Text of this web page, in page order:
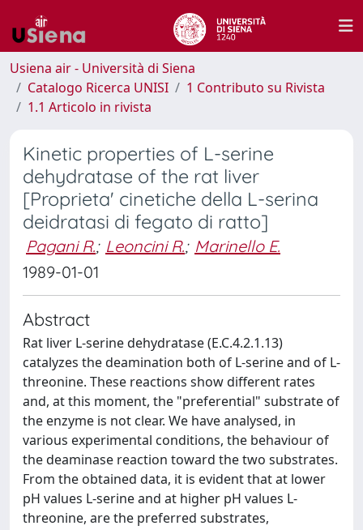
Usiena air - Università di Siena
Catalogo Ricerca UNISI
1 Contributo su Rivista
1.1 Articolo in rivista
Kinetic properties of L-serine
dehydratase of the rat liver
[Proprieta' cinetiche della L-serina
deidratasi di fegato di ratto]
Pagani R.; Leoncini R.; Marinello E.
1989-01-01
Abstract
Rat liver L-serine dehydratase (E.C.4.2.1.13)
catalyzes the deamination both of L-serine and of L-
threonine. These reactions show different rates
and, at this moment, the "preferential" substrate of
the enzyme is not clear. We have analysed, in
various experimental conditions, the behaviour of
the deaminase reaction toward the two substrates.
From the obtained data, it is evident that at lower
pH values L-serine and at higher pH values L-
threonine, are the preferred substrates,